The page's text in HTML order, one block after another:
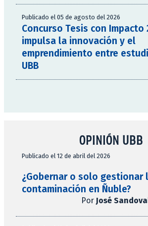
Publicado el 05 de agosto del 2026
Concurso Tesis con Impacto
impulsa la innovación y el
emprendimiento entre
UBB
OPINIÓN UBB
Publicado el 12 de abril del 2026
¿Gobernar o solo gestionar
contaminación en Ñuble?
Por José